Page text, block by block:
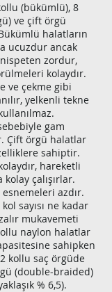
(bükümlü), 8
ve çift örgü
halatların
ucuzdur ancak
zordur,
kolaydır.
ve çekme gibi
yelkenli tekne
gam
Çift örgü halatlar
sahiptir.
hareketli
çalışırlar.
azdır.
sayısı ne kadar
mukavemeti
naylon halatlar
sahipken
kollu saç örgüde
(double-braided)
% 6,5).